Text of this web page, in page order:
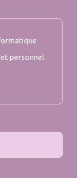
personnel